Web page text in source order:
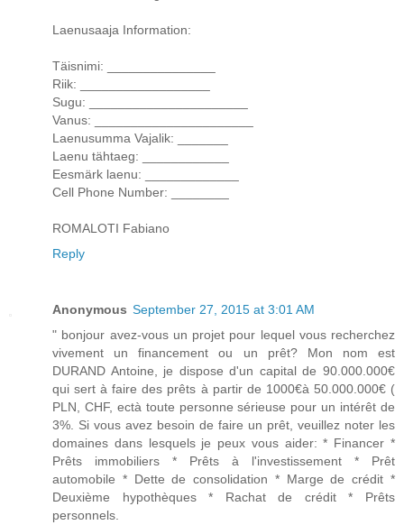
Laenusaaja Information:
Täisnimi: _______________
Riik: __________________
Sugu: ______________________
Vanus: ______________________
Laenusumma Vajalik: _______
Laenu tähtaeg: ____________
Eesmärk laenu: _____________
Cell Phone Number: ________
ROMALOTI Fabiano
Reply
Anonymous September 27, 2015 at 3:01 AM
" bonjour avez-vous un projet pour lequel vous recherchez
vivement un financement ou un prêt? Mon nom est
DURAND Antoine, je dispose d'un capital de 90.000.000€
qui sert à faire des prêts à partir de 1000€à 50.000.000€ (
PLN, CHF, ectà toute personne sérieuse pour un intérêt de
3%. Si vous avez besoin de faire un prêt, veuillez noter les
domaines dans lesquels je peux vous aider: * Financer *
Prêts immobiliers * Prêts à l'investissement * Prêt
automobile * Dette de consolidation * Marge de crédit *
Deuxième hypothèques * Rachat de crédit * Prêts
personnels.